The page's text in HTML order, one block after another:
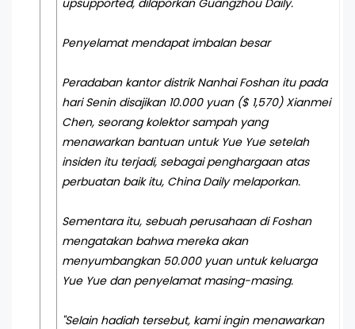
upsupported, dilaporkan Guangzhou Daily.
Penyelamat mendapat imbalan besar
Peradaban kantor distrik Nanhai Foshan itu pada
hari Senin disajikan 10.000 yuan ($ 1,570) Xianmei
Chen, seorang kolektor sampah yang
menawarkan bantuan untuk Yue Yue setelah
insiden itu terjadi, sebagai penghargaan atas
perbuatan baik itu, China Daily melaporkan.
Sementara itu, sebuah perusahaan di Foshan
mengatakan bahwa mereka akan
menyumbangkan 50.000 yuan untuk keluarga
Yue Yue dan penyelamat masing-masing.
"Selain hadiah tersebut, kami ingin menawarkan